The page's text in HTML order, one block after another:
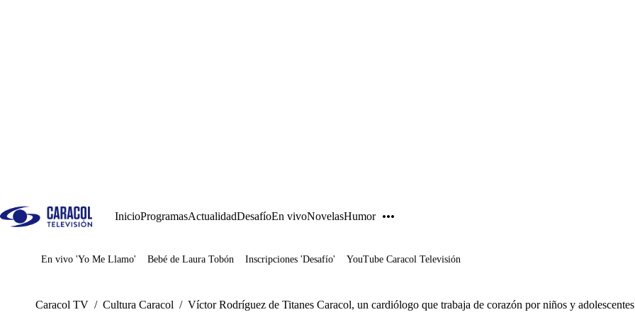
InicioProgramasActualidadDesafíoEn vivoNovelasHumor
Juegos
En vivo 'Yo Me Llamo' Bebé de Laura Tobón Inscripciones 'Desafío' YouTube Caracol Televisión
Caracol TV / Cultura Caracol / Víctor Rodríguez de Titanes Caracol, un cardiólogo que trabaja de corazón por niños y adolescentes